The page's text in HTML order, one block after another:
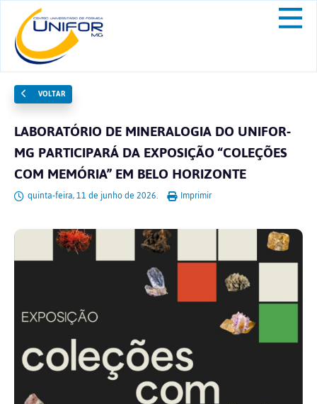
VOLTAR
LABORATÓRIO DE MINERALOGIA DO UNIFOR-
MG PARTICIPARÁ DA EXPOSIÇÃO “COLEÇÕES
COM MEMÓRIA” EM BELO HORIZONTE
quinta-feira, 11 de junho de 2026. Imprimir